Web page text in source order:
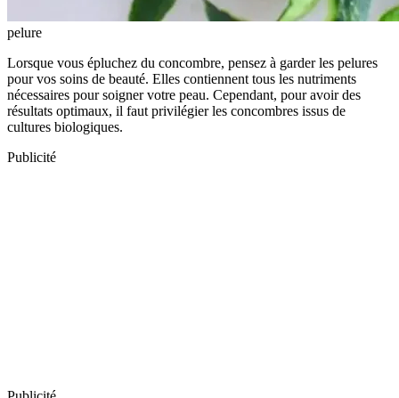
pelure
Lorsque vous épluchez du concombre, pensez à garder les pelures
pour vos soins de beauté. Elles contiennent tous les nutriments
nécessaires pour soigner votre peau. Cependant, pour avoir des
résultats optimaux, il faut privilégier les concombres issus de
cultures biologiques.
Publicité